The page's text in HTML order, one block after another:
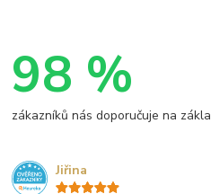
98 %
zákazníků nás doporučuje na
Jiřina